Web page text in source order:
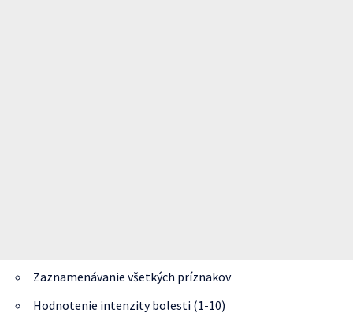
Zaznamenávanie všetkých príznakov
Hodnotenie intenzity bolesti (1-10)